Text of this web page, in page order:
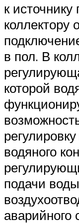
к источнику
коллектору
в пол. В
которой
водяного
подачи
аварийного